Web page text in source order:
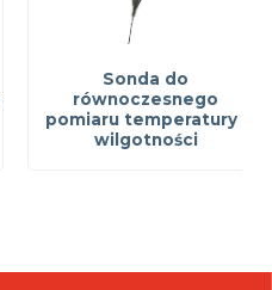
Sonda do
równoczesnego
pomiaru temperatury i
wilgotności